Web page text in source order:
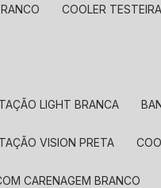
COOLER
LIGHT BRANCA
VISION PRETA
CARENAGEM BRANCO